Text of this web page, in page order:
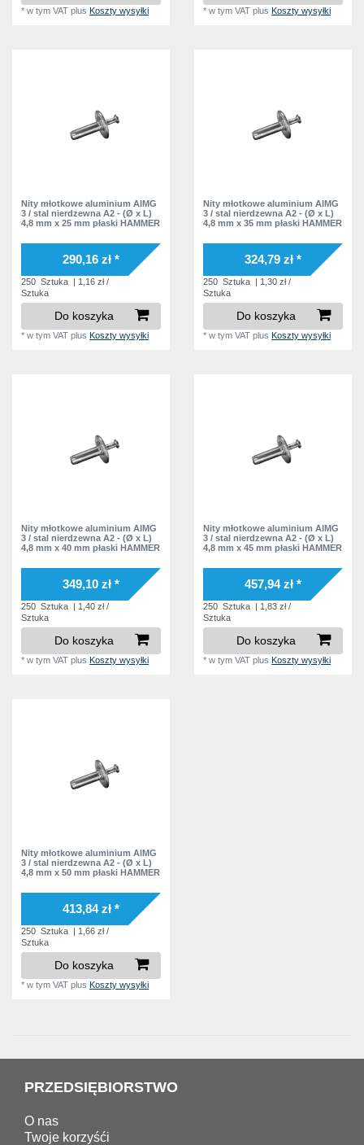
*w tym VAT plusKoszty wysyłki *w tym VAT plusKoszty wysyłki
Nity młotkowe aluminium AlMG
3 / stal nierdzewna A2 - (Ø x L)
4,8 mm x 25 mm płaski HAMMER
290,16 zł *
250 Sztuka | 1,16 zł /
Sztuka
Do koszyka
*w tym VAT plusKoszty wysyłki
Nity młotkowe aluminium AlMG
3 / stal nierdzewna A2 - (Ø x L)
4,8 mm x 35 mm płaski HAMMER
324,79 zł *
250 Sztuka | 1,30 zł /
Sztuka
Do koszyka
*w tym VAT plusKoszty wysyłki
Nity młotkowe aluminium AlMG
3 / stal nierdzewna A2 - (Ø x L)
4,8 mm x 40 mm płaski HAMMER
349,10 zł *
250 Sztuka | 1,40 zł /
Sztuka
Do koszyka
*w tym VAT plusKoszty wysyłki
Nity młotkowe aluminium AlMG
3 / stal nierdzewna A2 - (Ø x L)
4,8 mm x 45 mm płaski HAMMER
457,94 zł *
250 Sztuka | 1,83 zł /
Sztuka
Do koszyka
*w tym VAT plusKoszty wysyłki
Nity młotkowe aluminium AlMG
3 / stal nierdzewna A2 - (Ø x L)
4,8 mm x 50 mm płaski HAMMER
413,84 zł *
250 Sztuka | 1,66 zł /
Sztuka
Do koszyka
*w tym VAT plusKoszty wysyłki
PRZEDSIĘBIORSTWO
O nas
Twoje korzyśći